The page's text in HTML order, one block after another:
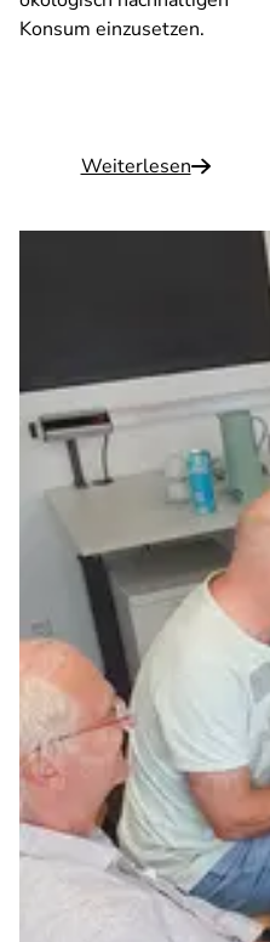
Konsum einzusetzen.
Weiterlesen